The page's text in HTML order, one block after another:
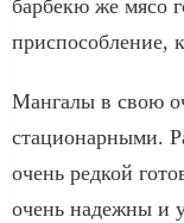
барбекю же мясо
приспособление,
Мангалы в свою
стационарными.
очень редкой
очень надежны и